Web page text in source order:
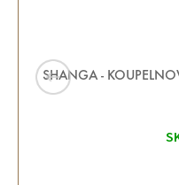
SHANGA -